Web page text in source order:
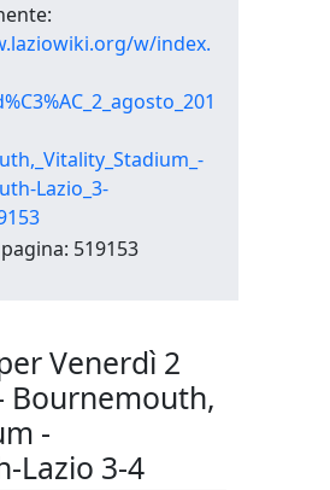
w/index.
Lazio_3-
519153
Venerdì 2
Bournemouth,
-
Lazio 3-4